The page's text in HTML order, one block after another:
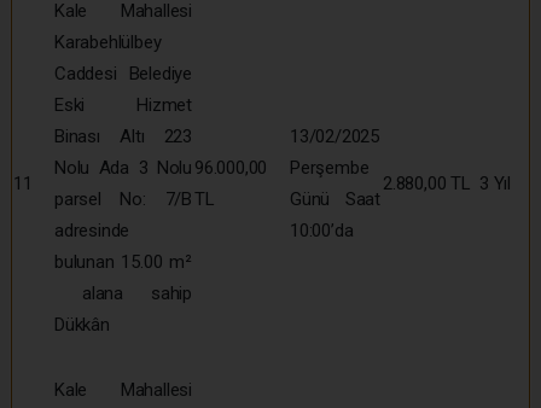
11
Kale Mahallesi
Karabehlülbey
Caddesi Belediye
Eski Hizmet
Binası Altı 223
Nolu Ada 3 Nolu
parsel No: 7/B
adresinde
bulunan 15.00 m²
alana sahip
Dükkân
96.000,00
TL
13/02/2025
Perşembe
Günü Saat
10:00’da
2.880,00 TL 3 Yıl
Kale Mahallesi